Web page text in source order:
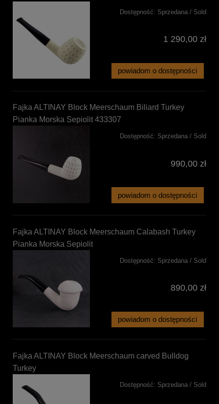
Dostępność: Sprzedana / Sold
1 290,00 zł
powiadom o dostępności
Fajka ALTINAY Block Meerschaum Biliard Turkey
Pianka Morska Sepiolit 433307
Dostępność: Sprzedana / Sold
990,00 zł
powiadom o dostępności
Fajka ALTINAY Block Meerschaum Calabash Turkey
Pianka Morska Sepiolit
Dostępność: Sprzedana / Sold
890,00 zł
powiadom o dostępności
Fajka ALTINAY Block Meerschaum carved Bulldog
Turkey
Dostępność: Sprzedana / Sold